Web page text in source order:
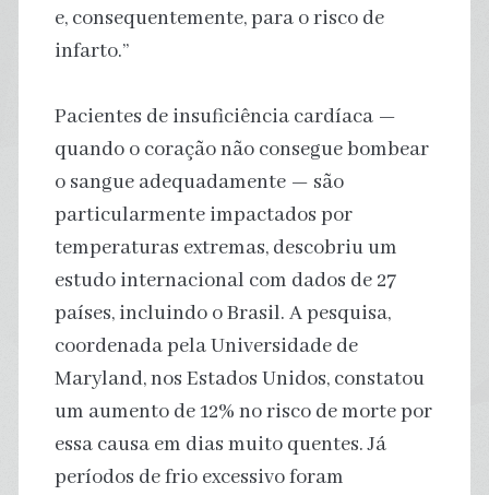
e, consequentemente, para o risco de
infarto.”
Pacientes de insuficiência cardíaca —
quando o coração não consegue bombear
o sangue adequadamente — são
particularmente impactados por
temperaturas extremas, descobriu um
estudo internacional com dados de 27
países, incluindo o Brasil. A pesquisa,
coordenada pela Universidade de
Maryland, nos Estados Unidos, constatou
um aumento de 12% no risco de morte por
essa causa em dias muito quentes. Já
períodos de frio excessivo foram